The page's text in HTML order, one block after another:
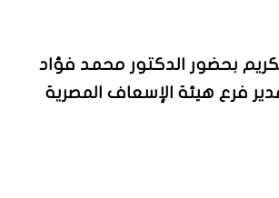
بحضور الدكتور محمد فؤاد
فرع هيئة الإسعاف المصرية